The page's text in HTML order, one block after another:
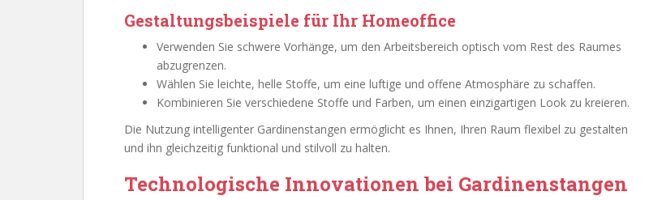
Gestaltungsbeispiele für Ihr Homeoffice
Verwenden Sie schwere Vorhänge, um den Arbeitsbereich optisch vom Rest des Raumes
abzugrenzen.
Wählen Sie leichte, helle Stoffe, um eine luftige und offene Atmosphäre zu schaffen.
Kombinieren Sie verschiedene Stoffe und Farben, um einen einzigartigen Look zu kreieren.
Die Nutzung intelligenter Gardinenstangen ermöglicht es Ihnen, Ihren Raum flexibel zu gestalten
und ihn gleichzeitig funktional und stilvoll zu halten.
Technologische Innovationen bei Gardinenstangen